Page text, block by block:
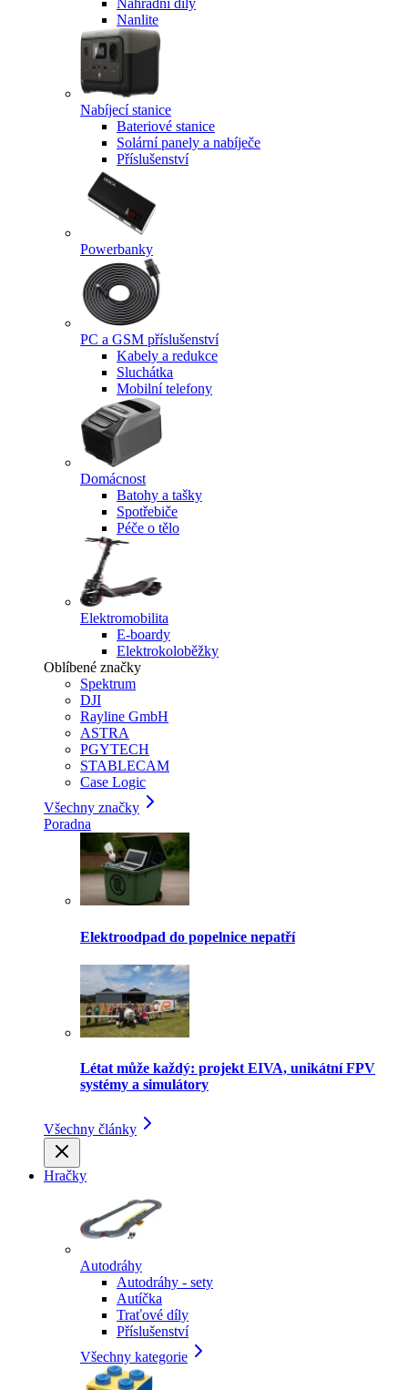
Náhradní díly
Nanlite
Nabíjecí stanice
Bateriové stanice
Solární panely a nabíječe
Příslušenství
Powerbanky
PC a GSM příslušenství
Kabely a redukce
Sluchátka
Mobilní telefony
Domácnost
Batohy a tašky
Spotřebiče
Péče o tělo
Elektromobilita
E-boardy
Elektrokoloběžky
Oblíbené značky
Spektrum
DJI
Rayline GmbH
ASTRA
PGYTECH
STABLECAM
Case Logic
Všechny značky
Poradna
Elektroodpad do popelnice nepatří
Létat může každý: projekt EIVA, unikátní FPV
systémy a simulátory
Všechny články
Hračky
Autodráhy
Autodráhy - sety
Autíčka
Traťové díly
Příslušenství
Všechny kategorie